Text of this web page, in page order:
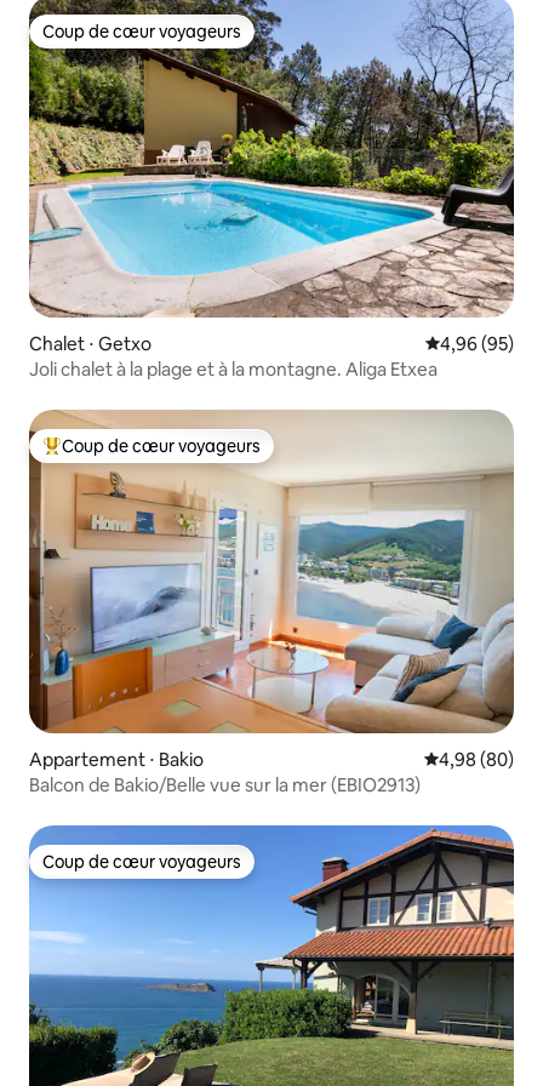
Coup de cœur voyageurs
Coup de cœur voyageurs
Chalet ⋅ Getxo Évaluation
4,96 (95)
Joli chalet à la plage et à la montagne. Aliga Etxea
Coups de cœur voyageurs les plus appréciés
Coup de cœur voyageurs
Appartement ⋅ Bakio Évaluation
4,98 (80)
Balcon de Bakio/Belle vue sur la mer (EBIO2913)
Coup de cœur voyageurs
Coup de cœur voyageurs